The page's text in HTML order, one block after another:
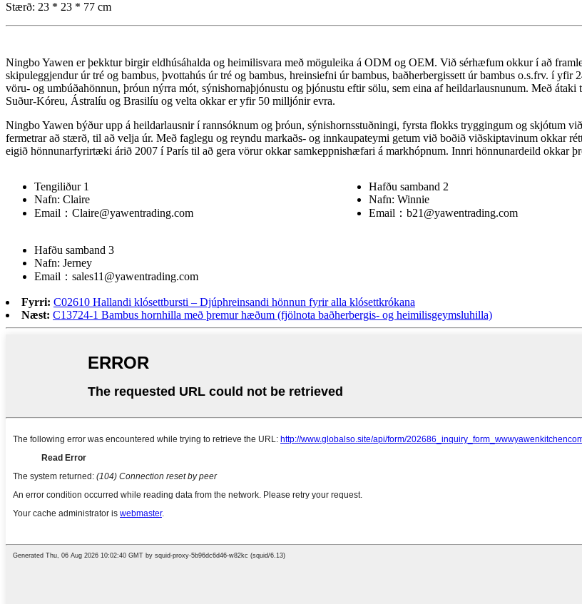
Stærð: 23 * 23 * 77 cm
Ningbo Yawen er þekktur birgir eldhúsáhalda og heimilisvara með möguleika á ODM og OEM. Við sérhæfum okkur í að
skipuleggjendur úr tré og bambus, þvottahús úr tré og bambus, hreinsiefni úr bambus, baðherbergissett úr bambus o.s.frv. í
vöru- og umbúðahönnun, þróun nýrra mót, sýnishornaþjónustu og þjónustu eftir sölu, sem eina af heildarlausnunum. Með
Suður-Kóreu, Ástralíu og Brasilíu og velta okkar er yfir 50 milljónir evra.
Ningbo Yawen býður upp á heildarlausnir í rannsóknum og þróun, sýnishornsstuðningi, fyrsta flokks tryggingum og skjótum
fermetrar að stærð, til að velja úr. Með faglegu og reyndu markaðs- og innkaupateymi getum við boðið viðskiptavinum okkar
eigið hönnunarfyrirtæki árið 2007 í París til að gera vörur okkar samkeppnishæfari á markhópnum. Innri hönnunardeild okkar
Tengiliður 1
Nafn: Claire
Email：Claire@yawentrading.com
Hafðu samband 2
Nafn: Winnie
Email：b21@yawentrading.com
Hafðu samband 3
Nafn: Jerney
Email：sales11@yawentrading.com
Fyrri: C02610 Hallandi klósettbursti – Djúphreinsandi hönnun fyrir alla klósettkrókana
Næst: C13724-1 Bambus hornhilla með þremur hæðum (fjölnota baðherbergis- og heimilisgeymsluhilla)